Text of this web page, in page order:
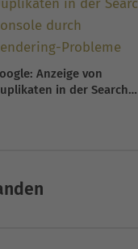
Anzeige von
in der Search